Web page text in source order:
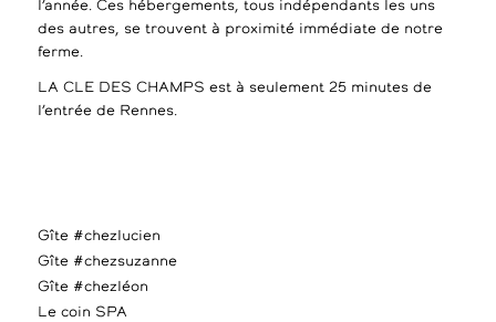
l’année. Ces hébergements, tous indépendants les uns
des autres, se trouvent à proximité immédiate de notre
ferme.
LA CLE DES CHAMPS est à seulement 25 minutes de
l’entrée de Rennes.
Gîte #chezlucien
Gîte #chezsuzanne
Gîte #chezléon
Le coin SPA